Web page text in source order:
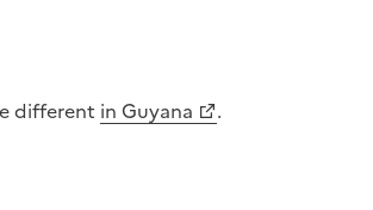
different in Guyana .